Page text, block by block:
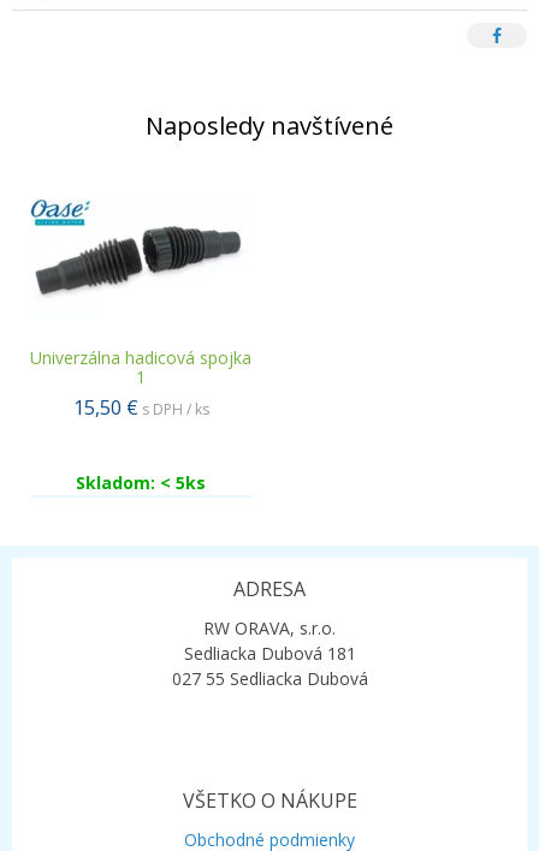
Naposledy navštívené
Univerzálna hadicová spojka
1
15,50 € s DPH / ks
Skladom: < 5ks
ADRESA
RW ORAVA, s.r.o.
Sedliacka Dubová 181
027 55 Sedliacka Dubová
VŠETKO O NÁKUPE
Obchodné podmienky